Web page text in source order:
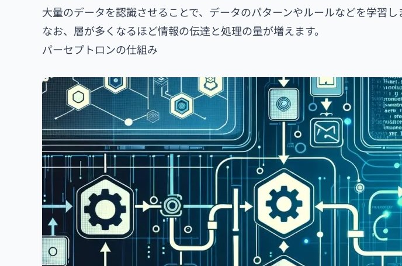
大量のデータを認識させることで、データのパターンやルールなどを学習し
なお、層が多くなるほど情報の伝達と処理の量が増えます。
パーセプトロンの仕組み